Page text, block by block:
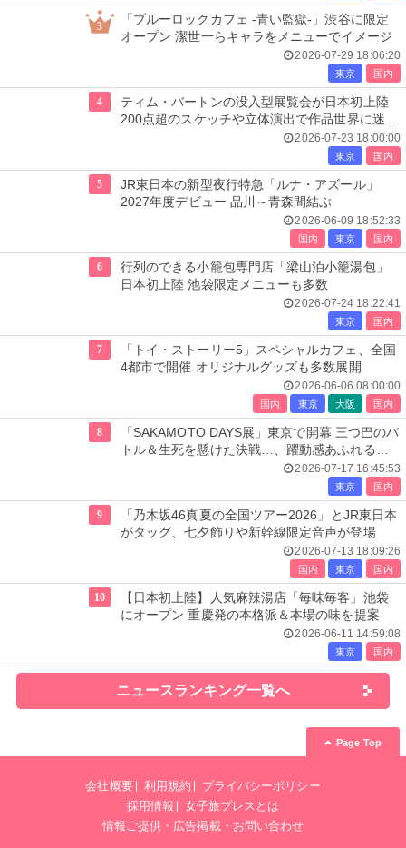
3
「ブルーロックカフェ -青い監獄-」渋谷に限定
オープン 潔世一らキャラをメニューでイメージ
2026-07-29 18:06:20
東京 国内
4
ティム・バートンの没入型展覧会が日本初上陸
200点超のスケッチや立体演出で作品世界に迷い
2026-07-23 18:00:00
東京 国内
5
JR東日本の新型夜行特急「ルナ・アズール」
2027年度デビュー 品川～青森間結ぶ
2026-06-09 18:52:33
国内 東京 国内
6
行列のできる小籠包専門店「梁山泊小籠湯包」
日本初上陸 池袋限定メニューも多数
2026-07-24 18:22:41
東京 国内
7
「トイ・ストーリー5」スペシャルカフェ、全国
4都市で開催 オリジナルグッズも多数展開
2026-06-06 08:00:00
国内 東京 大阪 国内
8
「SAKAMOTO DAYS展」東京で開幕 三つ巴のバ
トル＆生死を懸けた決戦…、躍動感あふれる展
2026-07-17 16:45:53
東京 国内
9
「乃木坂46真夏の全国ツアー2026」とJR東日本
がタッグ、七夕飾りや新幹線限定音声が登場
2026-07-13 18:09:26
国内 東京 国内
10
【日本初上陸】人気麻辣湯店「毎味毎客」池袋
にオープン 重慶発の本格派＆本場の味を提案
2026-06-11 14:59:08
東京 国内
ニュースランキング一覧へ
Page Top
会社概要 利用規約
プライバシーポリシー
採用情報
女子旅プレスとは
情報ご提供・広告掲載・お問い合わせ